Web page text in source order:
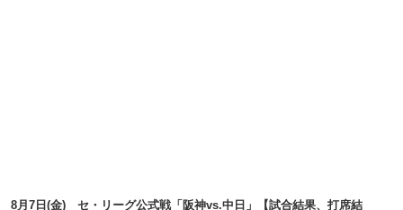
8月7日(金) セ・リーグ公式戦「阪神vs.中日」【試合結果、打席結